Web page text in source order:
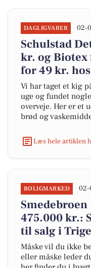
DAGLIGVARER 02-
Schulstad
kr. og Biotex
for 49 kr.
Vi har taget et kig
uge og fundet
overveje. Her er et
brød og
Læs hele artiklen
BOLIGMARKED 02-
475.000 kr.:
til salg i
Måske vil du ikke
eller måske leder